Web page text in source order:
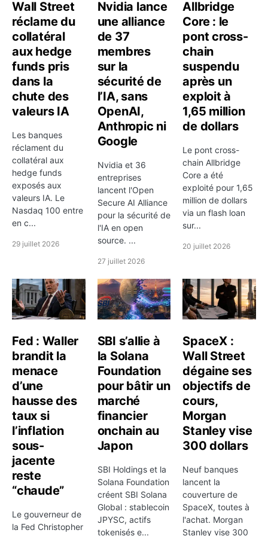
indicateurs n'ont de sens que rapportés au secteur et
au profil de croissance du groupe. Une valeur de
qualité peut conserver des multiples élevés pendant
longtemps, alors qu'une valeur cyclique peut paraître
bon marché au sommet d'un cycle puis se rerater
rapidement.
La rentabilité et la discipline financière comptent
aussi. Le rendement du dividende, actuellement
proche de1,63%
, peut apporter un complément utile,
mais il ne doit pas masquer les questions plus
structurantes: qualité du bilan, visibilité des
bénéfices, exposition géographique, pouvoir de
fixation des prix et capacité à protéger les marges.
Le bloc
fondamentauxpermet justement de recouper
ces éléments plus finement.
Quels facteurs peuvent faire bouger le
cours ?
Le titre peut réagir aux publications de résultats, aux
consensus, aux annonces de dividende ou de rachat
d'actions, ainsi qu'aux facteurs macro qui touchent
son secteur. Pour certaines entreprises, la sensibilité
aux taux ou au dollar est déterminante; pour d'autres,
ce sont plutôt la demande finale, les dépenses IT, les
prix de l'énergie ou les volumes de crédit qui donnent
le ton.
Le consensus des analystes reste un repère
secondaire mais utile pour mesurer l'écart entre les
attentes du marché et les chiffres réellement publiés.
Quand une valeur s'éloigne fortement des
anticipations, la volatilité peut s'accélérer très vite.
Wall Street
réclame du
collatéral
aux hedge
funds pris
dans la
chute des
valeurs IA
Les banques
réclament du
collatéral aux
hedge funds
exposés aux
valeurs IA. Le
Nasdaq 100 entre
en c...
29 juillet 2026
Nvidia lance
une alliance
de 37
membres
sur la
sécurité de
l’IA, sans
OpenAI,
Anthropic ni
Google
Nvidia et 36
entreprises
lancent l'Open
Secure AI Alliance
pour la sécurité de
l'IA en open
source. ...
27 juillet 2026
Allbridge
Core : le
pont cross-
chain
suspendu
après un
exploit à
1,65 million
de dollars
Le pont cross-
chain Allbridge
Core a été
exploité pour 1,65
million de dollars
via un flash loan
sur...
20 juillet 2026
Fed : Waller
brandit la
menace
d’une
hausse des
taux si
l’inflation
sous-
jacente
reste
“chaude”
Le gouverneur de
la Fed Christopher
SBI s’allie à
la Solana
Foundation
pour bâtir un
marché
financier
onchain au
Japon
SBI Holdings et la
Solana Foundation
créent SBI Solana
Global : stablecoin
JPYSC, actifs
tokenisés e...
SpaceX :
Wall Street
dégaine ses
objectifs de
cours,
Morgan
Stanley vise
300 dollars
Neuf banques
lancent la
couverture de
SpaceX, toutes à
l'achat. Morgan
Stanley vise 300